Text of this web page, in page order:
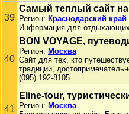
39
Самый теплый сайт на
Регион: Краснодарский край
Информация для
40
BON VOYAGE,
Регион: Москва
Сайт для тех, кто
традиции,
(095) 192-8105
41
Eline-tour,
Регион: Москва